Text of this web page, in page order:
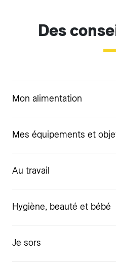
Des
Mon alimentation
Mes équipements et
Au travail
Hygiène, beauté et bébé
Je sors